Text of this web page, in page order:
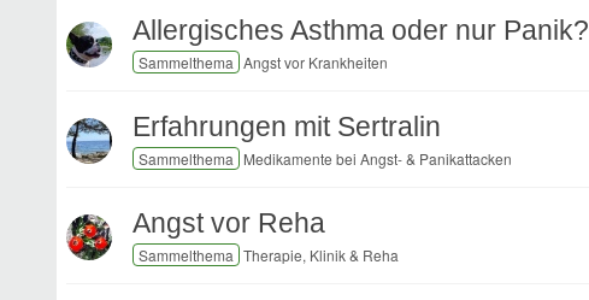
Allergisches Asthma oder nur Panik?
Angst vor Krankheiten
Erfahrungen mit Sertralin
Medikamente bei Angst- & Panikattacken
Angst vor Reha
Therapie, Klinik & Reha